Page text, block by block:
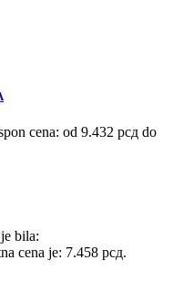
cena: od 9.432 рсд do
bila:
cena je: 7.458 рсд.